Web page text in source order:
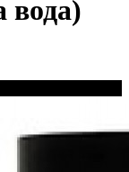
вода)